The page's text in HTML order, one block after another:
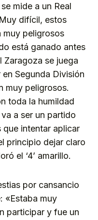
mide a un Real
difícil, estos
muy peligrosos
está ganado antes
Zaragoza se juega
Segunda División
muy peligrosos.
toda la humildad
a ser un partido
intentar aplicar
principio dejar claro
el ‘4’ amarillo.
por cansancio
«Estaba muy
participar y fue un